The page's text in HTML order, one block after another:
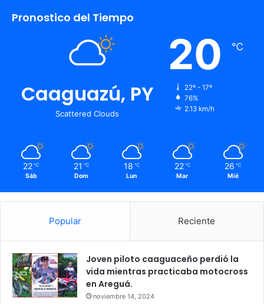
Pronostico del Tiempo
Caaguazú, PY
Scattered Clouds
20 ℃
22º - 17º
76%
2.13 km/h
22 ℃
Sáb
21 ℃
Dom
18 ℃
Lun
22 ℃
Mar
26 ℃
Mié
Popular Reciente
Joven piloto caaguaceño perdió la
vida mientras practicaba motocross
en Areguá.
noviembre 14, 2024